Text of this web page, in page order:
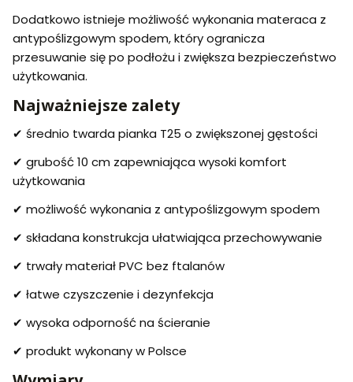
Dodatkowo istnieje możliwość wykonania materaca z
antypoślizgowym spodem, który ogranicza
przesuwanie się po podłożu i zwiększa bezpieczeństwo
użytkowania.
Najważniejsze zalety
✔ średnio twarda pianka T25 o zwiększonej gęstości
✔ grubość 10 cm zapewniająca wysoki komfort
użytkowania
✔ możliwość wykonania z antypoślizgowym spodem
✔ składana konstrukcja ułatwiająca przechowywanie
✔ trwały materiał PVC bez ftalanów
✔ łatwe czyszczenie i dezynfekcja
✔ wysoka odporność na ścieranie
✔ produkt wykonany w Polsce